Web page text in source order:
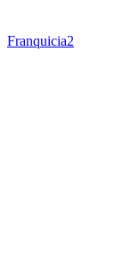
Franquicia2